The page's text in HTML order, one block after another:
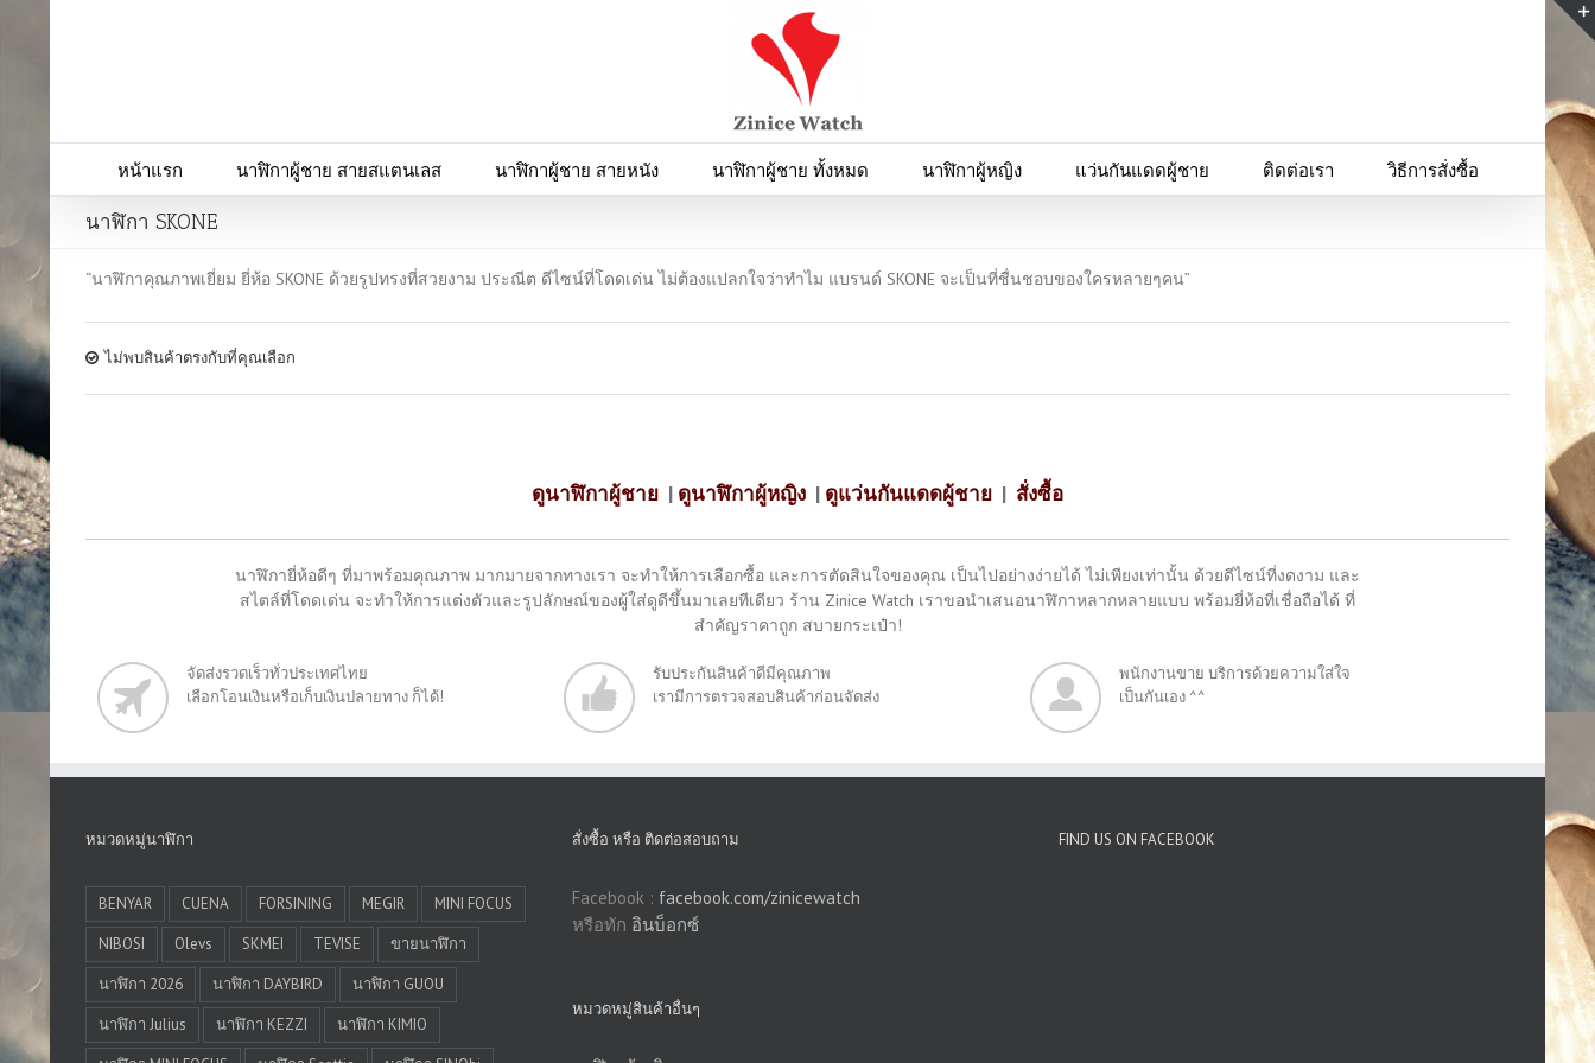
หน้าแรก นาฬิกาผู้ชาย สายสแตนเลส นาฬิกาผู้ชาย สายหนัง นาฬิกาผู้ชาย ทั้งหมด นาฬิกาผู้หญิง แว่นกันแดดผู้ชาย ติดต่อเรา วิธีการสั่งซื้อ
นาฬิกา SKONE
“นาฬิกาคุณภาพเยี่ยม ยี่ห้อ SKONE ด้วยรูปทรงที่สวยงาม ประณีต ดีไซน์ที่โดดเด่น ไม่ต้องแปลกใจว่าทำไม แบรนด์ SKONE จะเป็นที่ชื่นชอบของใครหลายๆคน”
ไม่พบสินค้าตรงกับที่คุณเลือก
ดูนาฬิกาผู้ชาย | ดูนาฬิกาผู้หญิง | ดูแว่นกันแดดผู้ชาย | สั่งซื้อ
นาฬิกายี่ห้อดีๆ ที่มาพร้อมคุณภาพ มากมายจากทางเรา จะทำให้การเลือกซื้อ และการตัดสินใจของคุณ เป็นไปอย่างง่ายได้ ไม่เพียงเท่านั้น ด้วยดีไซน์ที่งดงาม และ
สไตล์ที่โดดเด่น จะทำให้การแต่งตัวและรูปลักษณ์ของผู้ใส่ดูดีขึ้นมาเลยทีเดียว ร้าน Zinice Watch เราขอนำเสนอนาฬิกาหลากหลายแบบ พร้อมยี่ห้อที่เชื่อถือได้ ที่
สำคัญราคาถูก สบายกระเป๋า!
จัดส่งรวดเร็วทั่วประเทศไทย
เลือกโอนเงินหรือเก็บเงินปลายทาง ก็ได้!
รับประกันสินค้าดีมีคุณภาพ
เรามีการตรวจสอบสินค้าก่อนจัดส่ง
พนักงานขาย บริการด้วยความใส่ใจ
เป็นกันเอง ^^
หมวดหมู่นาฬิกา
BENYAR CUENA FORSINING MEGIR
MINI FOCUS
NIBOSI
Olevs SKMEI TEVISE
ขายนาฬิกา
นาฬิกา 2026
นาฬิกา DAYBIRD
นาฬิกา GUOU
นาฬิกา Julius
นาฬิกา KEZZI
นาฬิกา KIMIO
สั่งซื้อ หรือ ติดต่อสอบถาม
Facebook : facebook.com/zinicewatch
หรือทัก อินบ็อกซ์
หมวดหมู่สินค้าอื่นๆ
FIND US ON FACEBOOK